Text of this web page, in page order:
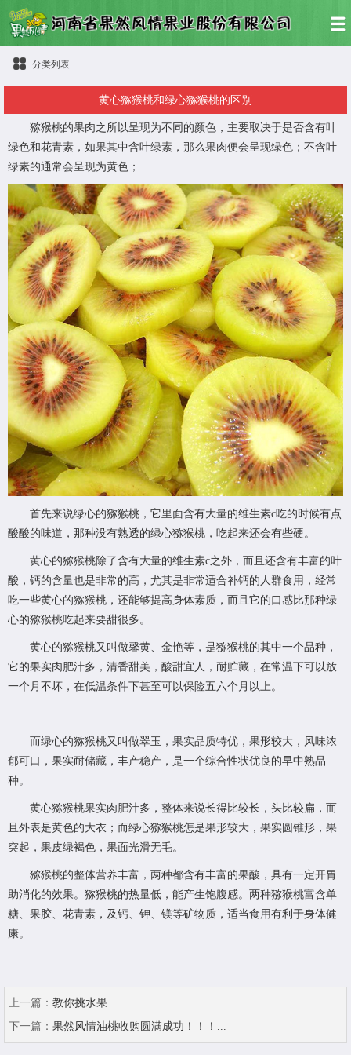
分类列表
黄心猕猴桃和绿心猕猴桃的区别
猕猴桃的果肉之所以呈现为不同的颜色，主要取决于是否含有叶
绿色和花青素，如果其中含叶绿素，那么果肉便会呈现绿色；不含叶
绿素的通常会呈现为黄色；
首先来说绿心的猕猴桃，它里面含有大量的维生素c吃的时候有点
酸酸的味道，那种没有熟透的绿心猕猴桃，吃起来还会有些硬。
黄心的猕猴桃除了含有大量的维生素c之外，而且还含有丰富的叶
酸，钙的含量也是非常的高，尤其是非常适合补钙的人群食用，经常
吃一些黄心的猕猴桃，还能够提高身体素质，而且它的口感比那种绿
心的猕猴桃吃起来要甜很多。
黄心的猕猴桃又叫做馨黄、金艳等，是猕猴桃的其中一个品种，
它的果实肉肥汁多，清香甜美，酸甜宜人，耐贮藏，在常温下可以放
一个月不坏，在低温条件下甚至可以保险五六个月以上。
而绿心的猕猴桃又叫做翠玉，果实品质特优，果形较大，风味浓
郁可口，果实耐储藏，丰产稳产，是一个综合性状优良的早中熟品
种。
黄心猕猴桃果实肉肥汁多，整体来说长得比较长，头比较扁，而
且外表是黄色的大衣；而绿心猕猴桃怎是果形较大，果实圆锥形，果
突起，果皮绿褐色，果面光滑无毛。
猕猴桃的整体营养丰富，两种都含有丰富的果酸，具有一定开胃
助消化的效果。猕猴桃的热量低，能产生饱腹感。两种猕猴桃富含单
糖、果胶、花青素，及钙、钾、镁等矿物质，适当食用有利于身体健
康。
上一篇： 教你挑水果
下一篇： 果然风情油桃收购圆满成功！！！...